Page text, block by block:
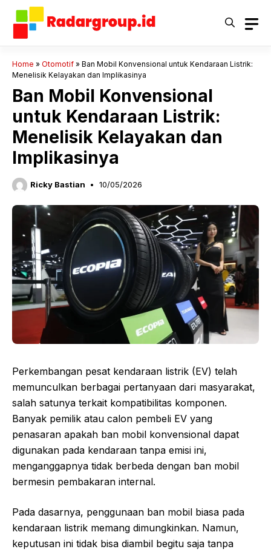
Langsung
Home » Otomotif » Ban Mobil Konvensional untuk Kendaraan Listrik:
Menelisik Kelayakan dan Implikasinya
Ban Mobil Konvensional
untuk Kendaraan Listrik:
Menelisik Kelayakan dan
Implikasinya
Ricky Bastian 10/05/2026
Perkembangan pesat kendaraan listrik (EV) telah
memunculkan berbagai pertanyaan dari masyarakat,
salah satunya terkait kompatibilitas komponen.
Banyak pemilik atau calon pembeli EV yang
penasaran apakah ban mobil konvensional dapat
digunakan pada kendaraan tanpa emisi ini,
menganggapnya tidak berbeda dengan ban mobil
bermesin pembakaran internal.
Pada dasarnya, penggunaan ban mobil biasa pada
kendaraan listrik memang dimungkinkan. Namun,
keputusan ini tidak bisa diambil begitu saja tanpa